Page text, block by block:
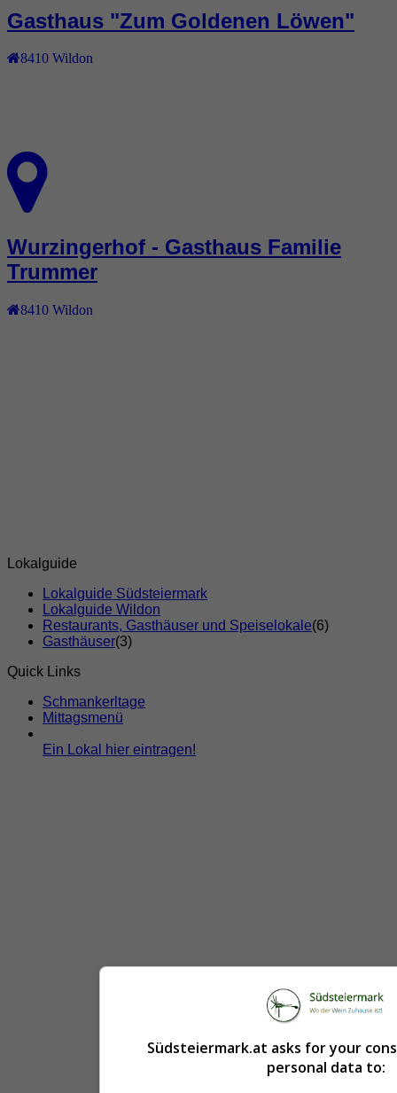
Gasthaus "Zum Goldenen Löwen"
8410 Wildon
Wurzingerhof - Gasthaus Familie
Trummer
8410 Wildon
Lokalguide
Lokalguide Südsteiermark
Lokalguide Wildon
Restaurants, Gasthäuser und Speiselokale(6)
Gasthäuser(3)
Quick Links
Schmankerltage
Mittagsmenü
Ein Lokal hier eintragen!
Südsteiermark.at asks for your
personal data to: